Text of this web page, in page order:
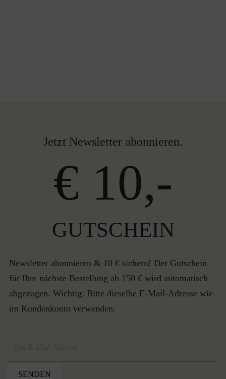
Jetzt Newsletter abonnieren.
€ 10,-
GUTSCHEIN
Newsletter abonnieren & 10 € sichern! Der Gutschein
für Ihre nächste Bestellung ab 150 € wird automatisch
abgezogen. Wichtig: Bitte dieselbe E-Mail-Adresse wie
im Kundenkonto verwenden.
SENDEN